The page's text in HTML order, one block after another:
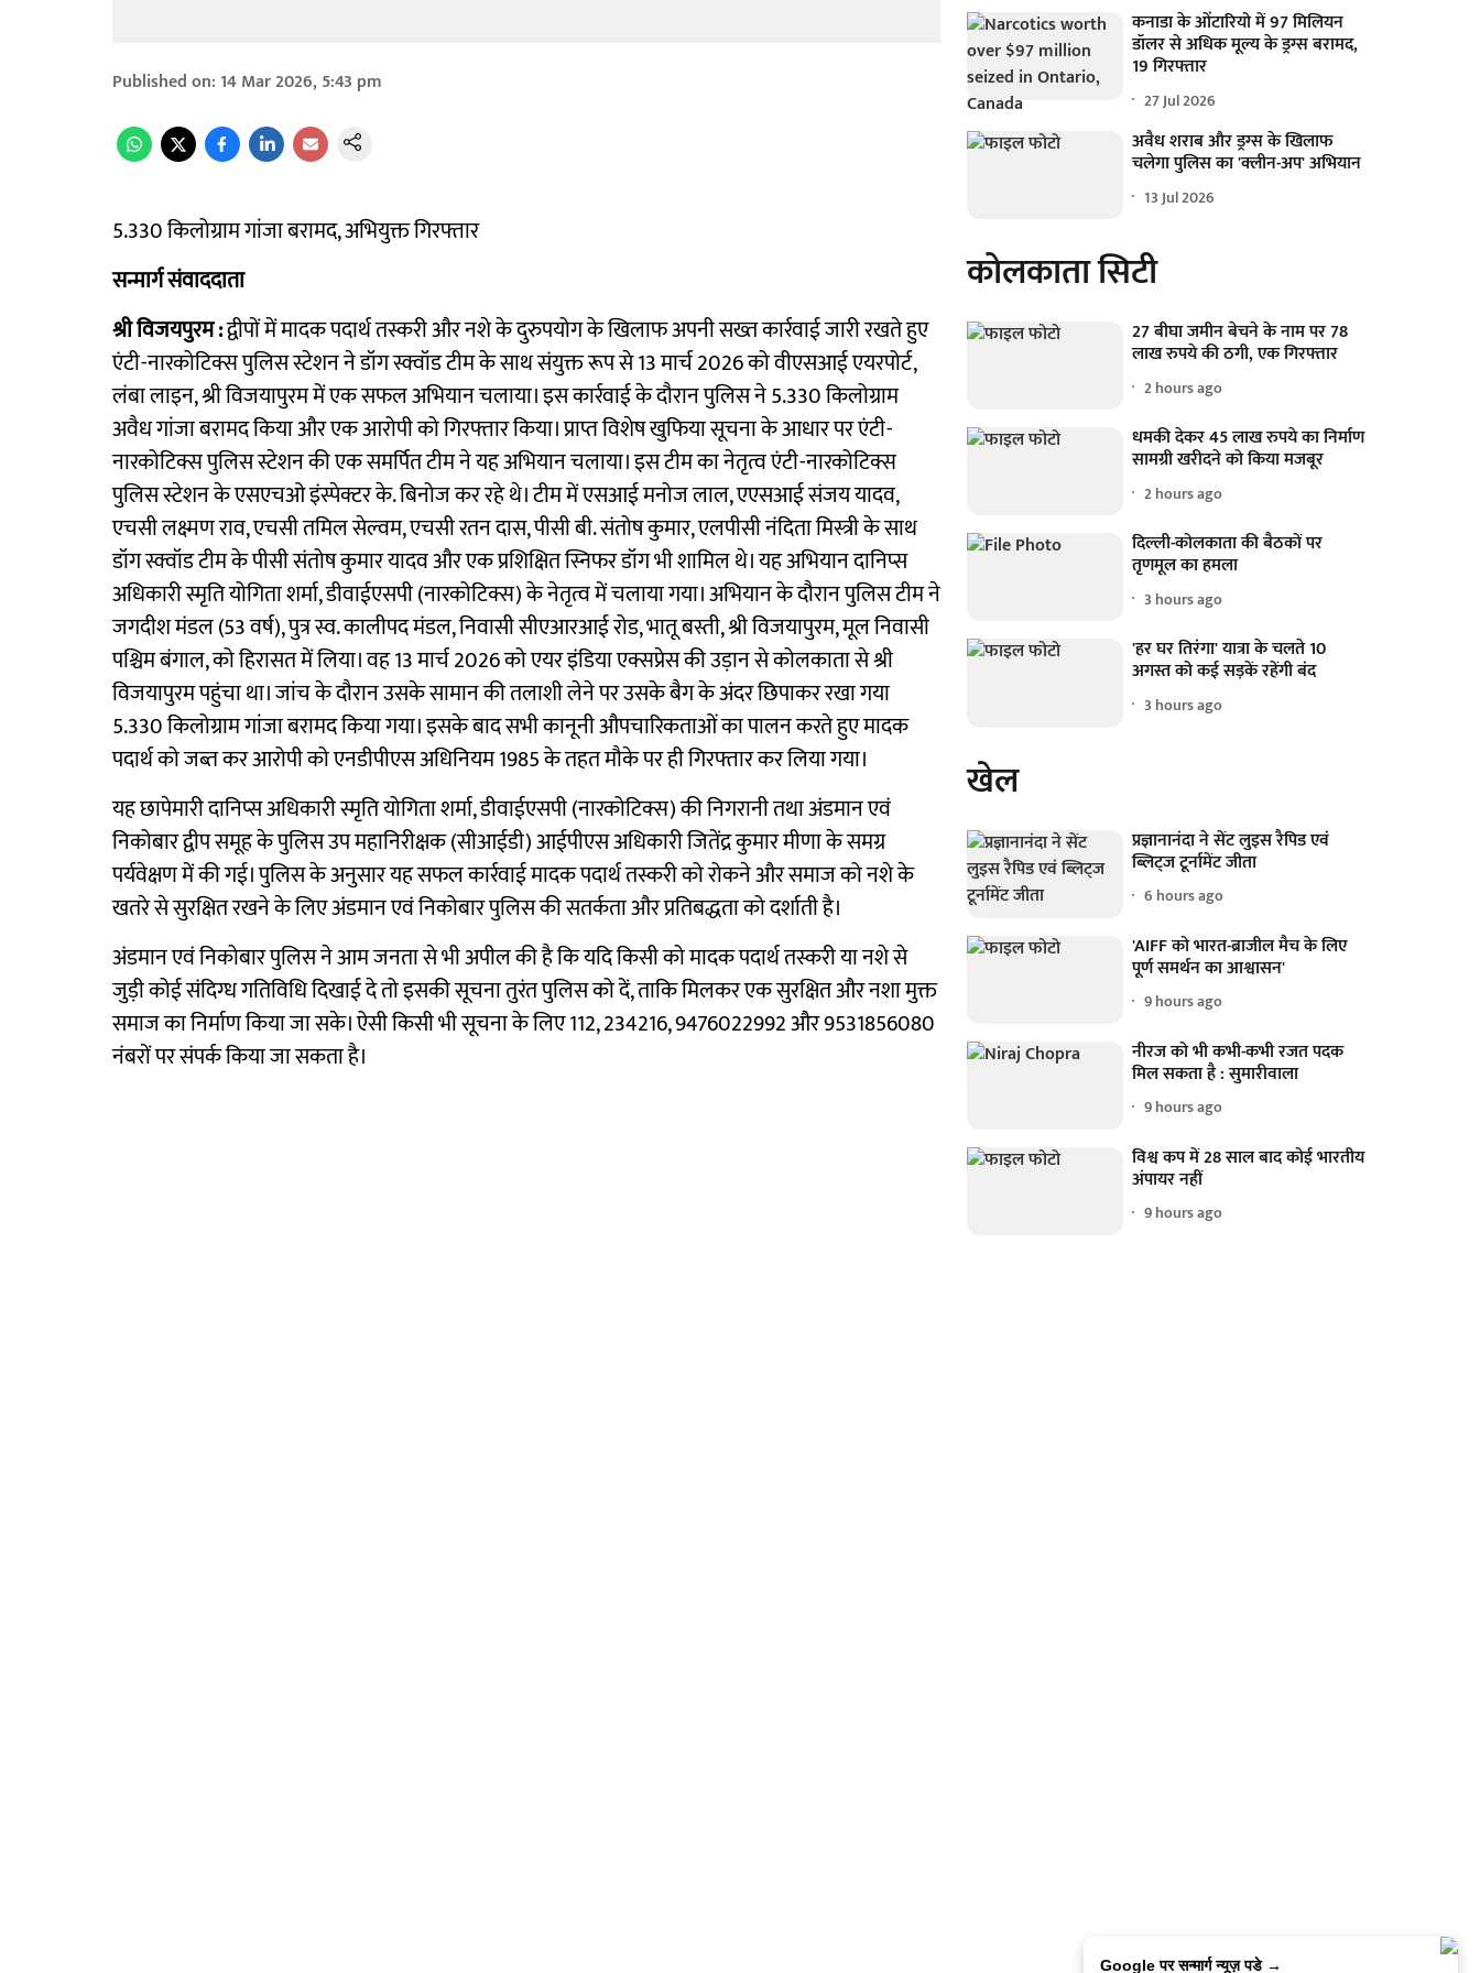
Published on: 14 Mar 2026, 5:43 pm
5.330 किलोग्राम गांजा बरामद, अभियुक्त गिरफ्तार
सन्मार्ग संवाददाता
श्री विजयपुरम :द्वीपों में मादक पदार्थ तस्करी और नशे के दुरुपयोग के खिलाफ अपनी सख्त कार्रवाई जारी रखते हुए
एंटी-नारकोटिक्स पुलिस स्टेशन ने डॉग स्क्वॉड टीम के साथ संयुक्त रूप से 13 मार्च 2026 को वीएसआई एयरपोर्ट,
लंबा लाइन, श्री विजयापुरम में एक सफल अभियान चलाया। इस कार्रवाई के दौरान पुलिस ने 5.330 किलोग्राम
अवैध गांजा बरामद किया और एक आरोपी को गिरफ्तार किया। प्राप्त विशेष खुफिया सूचना के आधार पर एंटी-
नारकोटिक्स पुलिस स्टेशन की एक समर्पित टीम ने यह अभियान चलाया। इस टीम का नेतृत्व एंटी-नारकोटिक्स
पुलिस स्टेशन के एसएचओ इंस्पेक्टर के. बिनोज कर रहे थे। टीम में एसआई मनोज लाल, एएसआई संजय यादव,
एचसी लक्ष्मण राव, एचसी तमिल सेल्वम, एचसी रतन दास, पीसी बी. संतोष कुमार, एलपीसी नंदिता मिस्त्री के साथ
डॉग स्क्वॉड टीम के पीसी संतोष कुमार यादव और एक प्रशिक्षित स्निफर डॉग भी शामिल थे। यह अभियान दानिप्स
अधिकारी स्मृति योगिता शर्मा, डीवाईएसपी (नारकोटिक्स) के नेतृत्व में चलाया गया। अभियान के दौरान पुलिस टीम ने
जगदीश मंडल (53 वर्ष), पुत्र स्व. कालीपद मंडल, निवासी सीएआरआई रोड, भातू बस्ती, श्री विजयापुरम, मूल निवासी
पश्चिम बंगाल, को हिरासत में लिया। वह 13 मार्च 2026 को एयर इंडिया एक्सप्रेस की उड़ान से कोलकाता से श्री
विजयापुरम पहुंचा था। जांच के दौरान उसके सामान की तलाशी लेने पर उसके बैग के अंदर छिपाकर रखा गया
5.330 किलोग्राम गांजा बरामद किया गया। इसके बाद सभी कानूनी औपचारिकताओं का पालन करते हुए मादक
पदार्थ को जब्त कर आरोपी को एनडीपीएस अधिनियम 1985 के तहत मौके पर ही गिरफ्तार कर लिया गया।
यह छापेमारी दानिप्स अधिकारी स्मृति योगिता शर्मा, डीवाईएसपी (नारकोटिक्स) की निगरानी तथा अंडमान एवं
निकोबार द्वीप समूह के पुलिस उप महानिरीक्षक (सीआईडी) आईपीएस अधिकारी जितेंद्र कुमार मीणा के समग्र
पर्यवेक्षण में की गई। पुलिस के अनुसार यह सफल कार्रवाई मादक पदार्थ तस्करी को रोकने और समाज को नशे के
खतरे से सुरक्षित रखने के लिए अंडमान एवं निकोबार पुलिस की सतर्कता और प्रतिबद्धता को दर्शाती है।
अंडमान एवं निकोबार पुलिस ने आम जनता से भी अपील की है कि यदि किसी को मादक पदार्थ तस्करी या नशे से
जुड़ी कोई संदिग्ध गतिविधि दिखाई दे तो इसकी सूचना तुरंत पुलिस को दें, ताकि मिलकर एक सुरक्षित और नशा मुक्त
समाज का निर्माण किया जा सके। ऐसी किसी भी सूचना के लिए 112, 234216, 9476022992 और 9531856080
नंबरों पर संपर्क किया जा सकता है।
कनाडा के ओंटारियो में 97 मिलियन
डॉलर से अधिक मूल्य के ड्रग्स बरामद,
19 गिरफ्तार
27 Jul 2026
अवैध शराब और ड्रग्स के खिलाफ
चलेगा पुलिस का 'क्लीन-अप' अभियान
13 Jul 2026
कोलकाता सिटी
27 बीघा जमीन बेचने के नाम पर 78
लाख रुपये की ठगी, एक गिरफ्तार
2 hours ago
धमकी देकर 45 लाख रुपये का निर्माण
सामग्री खरीदने को किया मजबूर
2 hours ago
दिल्ली-कोलकाता की बैठकों पर
तृणमूल का हमला
3 hours ago
'हर घर तिरंगा' यात्रा के चलते 10
अगस्त को कई सड़कें रहेंगी बंद
3 hours ago
खेल
प्रज्ञानानंदा ने सेंट लुइस रैपिड एवं
ब्लिट्ज टूर्नामेंट जीता
6 hours ago
'AIFF को भारत-ब्राजील मैच के लिए
पूर्ण समर्थन का आश्वासन'
9 hours ago
नीरज को भी कभी-कभी रजत पदक
मिल सकता है : सुमारीवाला
9 hours ago
विश्व कप में 28 साल बाद कोई भारतीय
अंपायर नहीं
9 hours ago
Google पर सन्मार्ग न्यूज़ पडे →